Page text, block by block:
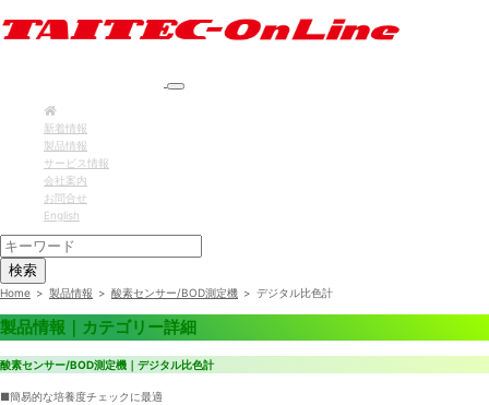
新着情報
製品情報
サービス情報
会社案内
お問合せ
English
検索
Home > 製品情報 > 酸素センサー/BOD測定機 > デジタル比色計
製品情報｜カテゴリー詳細
酸素センサー/BOD測定機｜デジタル比色計
■簡易的な培養度チェックに最適